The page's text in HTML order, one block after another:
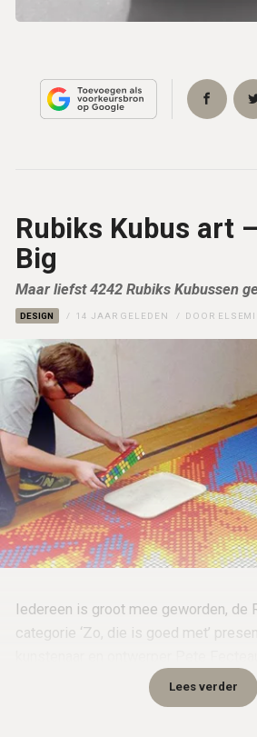
Rubiks Kubus art
Big
Maar liefst 4242 Rubiks Kubussen
DESIGN 14 JAAR GELEDEN DOOR
Iedereen is groot mee geworden, de
categorie ‘Zo, die is goed met’
grootste gedeelte van 2010 bezig
kunstwerk, een mozaïek van Dr.
Lees verder